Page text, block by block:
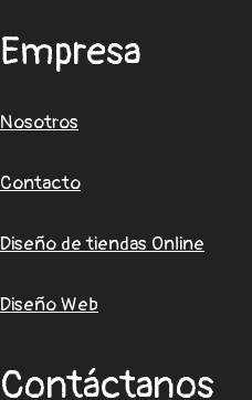
Empresa
Nosotros
Contacto
Diseño de tiendas Online
Diseño Web
Contáctanos